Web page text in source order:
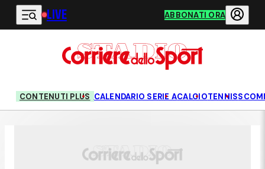
Vai al contenuto principale
LIVE ABBONATI ORA
CONTENUTI PLUS CALENDARIO SERIE ACALCIOTENNIS